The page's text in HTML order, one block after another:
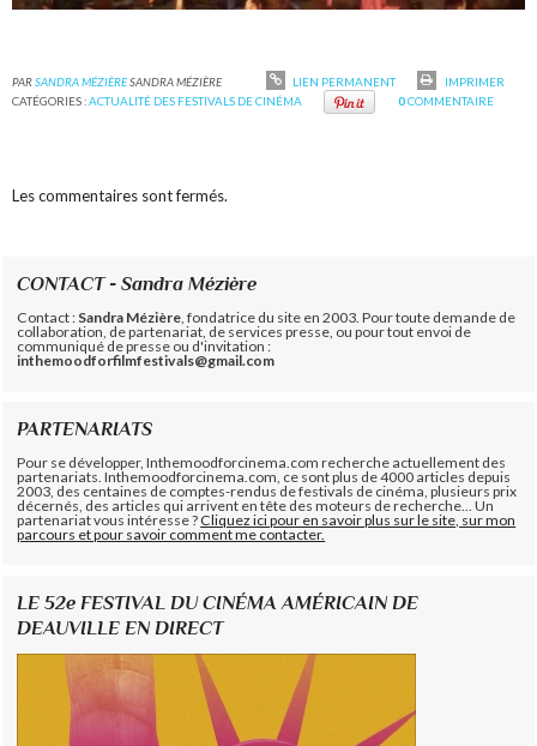
PARSANDRA MÉZIÈRESANDRA MÉZIÈRE LIEN PERMANENT
IMPRIMER
CATÉGORIES :ACTUALITÉ DES FESTIVALS DE CINÉMA 0COMMENTAIRE
Les commentaires sont fermés.
CONTACT - Sandra Mézière
Contact : Sandra Mézière , fondatrice du site en 2003. Pour toute demande de
collaboration, de partenariat, de services presse, ou pour tout envoi de
communiqué de presse ou d'invitation :
inthemoodforfilmfestivals@gmail.com
PARTENARIATS
Pour se développer, Inthemoodforcinema.com recherche actuellement des
partenariats. Inthemoodforcinema.com, ce sont plus de 4000 articles depuis
2003, des centaines de comptes-rendus de festivals de cinéma, plusieurs prix
décernés, des articles qui arrivent en tête des moteurs de recherche... Un
partenariat vous intéresse ?Cliquez ici pour en savoir plus sur le site, sur mon
parcours et pour savoir comment me contacter.
LE 52e FESTIVAL DU CINÉMA AMÉRICAIN DE
DEAUVILLE EN DIRECT